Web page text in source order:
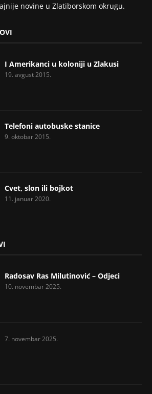
novine u Zlatiborskom okrugu.
I Amerikanci u koloniji u Zlakusi
19. avgust 2015.
Telefoni autobuske stanice
9. oktobar 2015.
Cvet, slon ili bojkot
11. januar 2020.
Radosav Ras Milutinović – Odjeci
10. novembar 2025.
7. novembar 2025.